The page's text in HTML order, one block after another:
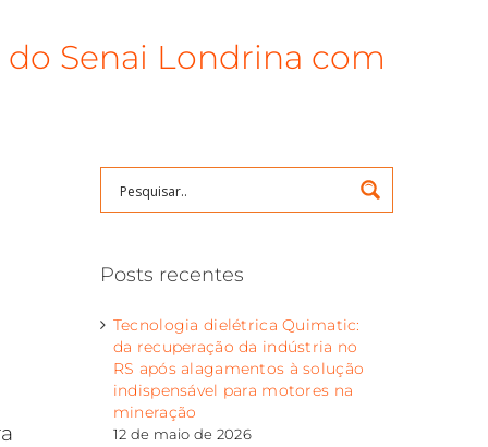
Senai Londrina com
Posts recentes
Tecnologia dielétrica Quimatic:
da recuperação da indústria no
RS após alagamentos à solução
indispensável para motores na
mineração
12 de maio de 2026